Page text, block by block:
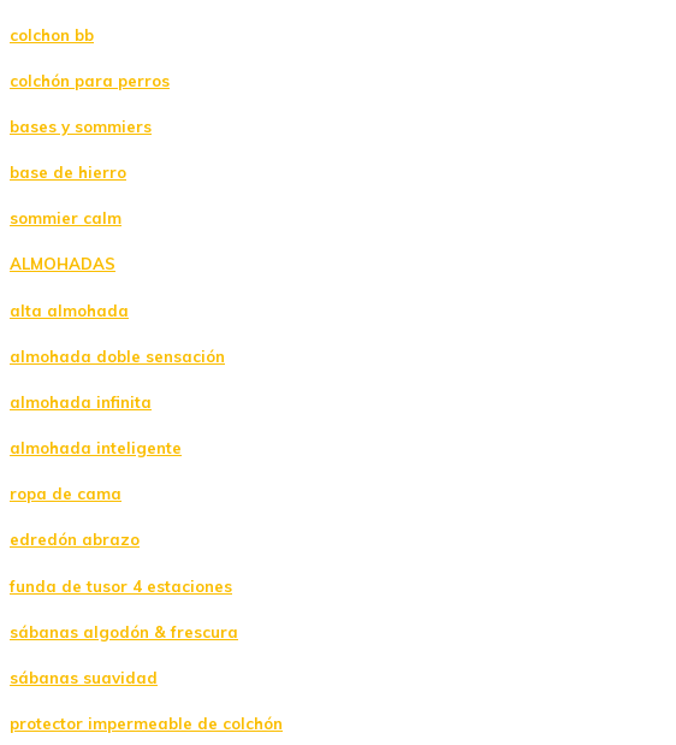
colchon bb
colchón para perros
bases y sommiers
base de hierro
sommier calm
ALMOHADAS
alta almohada
almohada doble sensación
almohada infinita
almohada inteligente
ropa de cama
edredón abrazo
funda de tusor 4 estaciones
sábanas algodón & frescura
sábanas suavidad
protector impermeable de colchón